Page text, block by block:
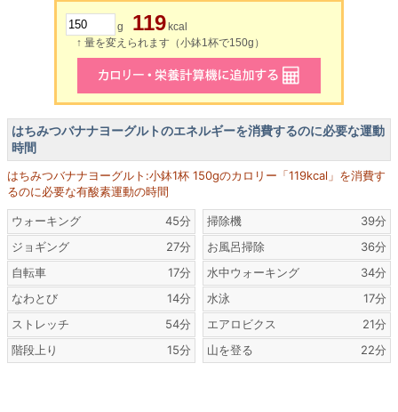
g 119 kcal
↑ 量を変えられます（小鉢1杯で150g）
はちみつバナナヨーグルトのエネルギーを消費するのに必要な運動
時間
はちみつバナナヨーグルト:小鉢1杯 150gのカロリー「119kcal」を消費す
るのに必要な有酸素運動の時間
ウォーキング
45分
ジョギング
27分
自転車
17分
なわとび
14分
ストレッチ
54分
階段上り
15分
掃除機
39分
お風呂掃除
36分
水中ウォーキング
34分
水泳
17分
エアロビクス
21分
山を登る
22分